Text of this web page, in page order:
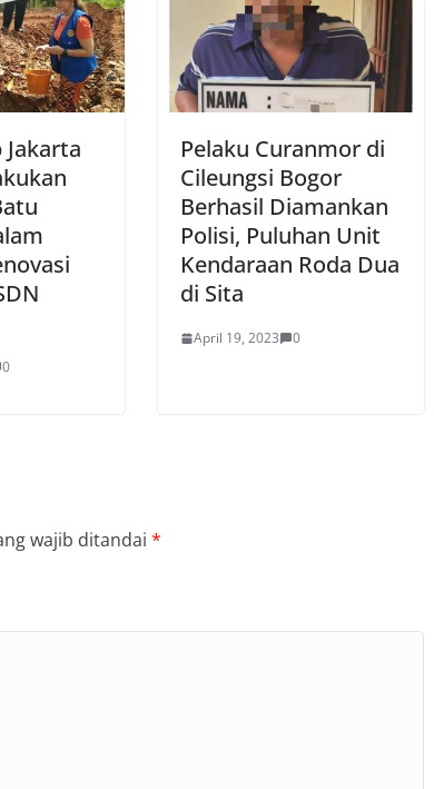
Jakarta
0
Pelaku Curanmor di
Cileungsi Bogor
Berhasil Diamankan
Polisi, Puluhan Unit
Kendaraan Roda Dua
di Sita
April 19, 2023 0
wajib ditandai *